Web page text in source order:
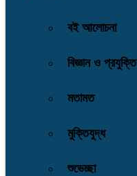
বই আলোচনা
বিজ্ঞান ও প্রযুক্তি
মতামত
মুক্তিযুদ্ধ
শুভেচ্ছা